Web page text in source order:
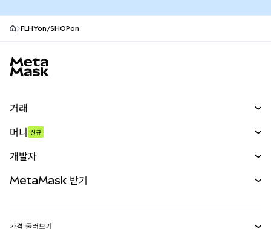
FLHYon/SHOPon
거래
무기한 선물
실물자산
머니 신규
개발자
MetaMask 받기
가격 둘러보기